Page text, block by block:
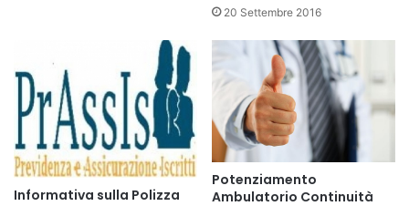
20 Settembre 2016
Informativa sulla Polizza
Potenziamento
Ambulatorio Continuità